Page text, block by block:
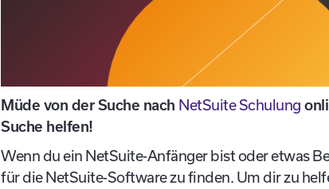
Müde von der Suche nach NetSuite Schulung
Suche helfen!
Wenn du ein NetSuite-Anfänger bist oder etwas
für die NetSuite-Software zu finden. Um dir zu